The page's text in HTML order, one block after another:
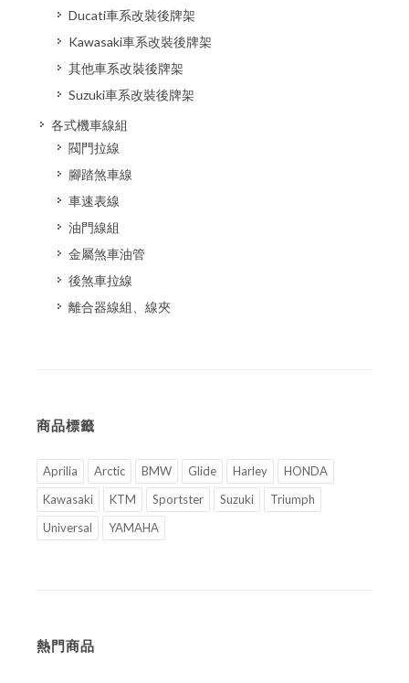
Ducati車系改裝後牌架
Kawasaki車系改裝後牌架
其他車系改裝後牌架
Suzuki車系改裝後牌架
各式機車線組
閥門拉線
腳踏煞車線
車速表線
油門線組
金屬煞車油管
後煞車拉線
離合器線組、線夾
商品標籤
Aprilia Arctic BMW Glide Harley
HONDA
Kawasaki
KTM Sportster Suzuki
Triumph
Universal
YAMAHA
熱門商品